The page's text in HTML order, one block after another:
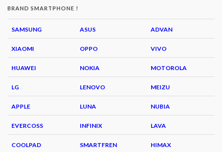
BRAND SMARTPHONE !
SAMSUNG ASUS ADVAN
XIAOMI OPPO VIVO
HUAWEI NOKIA MOTOROLA
LG LENOVO MEIZU
APPLE LUNA NUBIA
EVERCOSS INFINIX LAVA
COOLPAD SMARTFREN HIMAX